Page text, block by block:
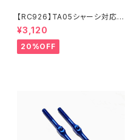
【RC926】TA05シャーシ対応
アルミバルクセット 軽量タイ
プ ブラック KN-TO09BK
¥3,120
20%OFF